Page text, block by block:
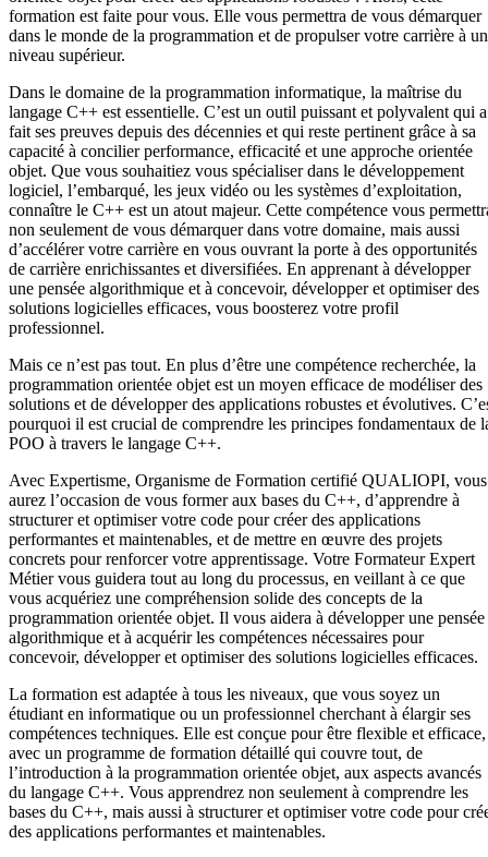
formation est faite pour vous. Elle vous permettra de vous démarquer
dans le monde de la programmation et de propulser votre carrière à un
niveau supérieur.
Dans le domaine de la programmation informatique, la maîtrise du
langage C++ est essentielle. C’est un outil puissant et polyvalent qui a
fait ses preuves depuis des décennies et qui reste pertinent grâce à sa
capacité à concilier performance, efficacité et une approche orientée
objet. Que vous souhaitiez vous spécialiser dans le développement
logiciel, l’embarqué, les jeux vidéo ou les systèmes d’exploitation,
connaître le C++ est un atout majeur. Cette compétence vous
non seulement de vous démarquer dans votre domaine, mais aussi
d’accélérer votre carrière en vous ouvrant la porte à des opportunités
de carrière enrichissantes et diversifiées. En apprenant à développer
une pensée algorithmique et à concevoir, développer et optimiser des
solutions logicielles efficaces, vous boosterez votre profil
professionnel.
Mais ce n’est pas tout. En plus d’être une compétence recherchée, la
programmation orientée objet est un moyen efficace de modéliser des
solutions et de développer des applications robustes et évolutives.
pourquoi il est crucial de comprendre les principes fondamentaux de
POO à travers le langage C++.
Avec Expertisme, Organisme de Formation certifié QUALIOPI, vous
aurez l’occasion de vous former aux bases du C++, d’apprendre à
structurer et optimiser votre code pour créer des applications
performantes et maintenables, et de mettre en œuvre des projets
concrets pour renforcer votre apprentissage. Votre Formateur Expert
Métier vous guidera tout au long du processus, en veillant à ce que
vous acquériez une compréhension solide des concepts de la
programmation orientée objet. Il vous aidera à développer une pensée
algorithmique et à acquérir les compétences nécessaires pour
concevoir, développer et optimiser des solutions logicielles efficaces.
La formation est adaptée à tous les niveaux, que vous soyez un
étudiant en informatique ou un professionnel cherchant à élargir ses
compétences techniques. Elle est conçue pour être flexible et efficace,
avec un programme de formation détaillé qui couvre tout, de
l’introduction à la programmation orientée objet, aux aspects avancés
du langage C++. Vous apprendrez non seulement à comprendre les
bases du C++, mais aussi à structurer et optimiser votre code pour
des applications performantes et maintenables.